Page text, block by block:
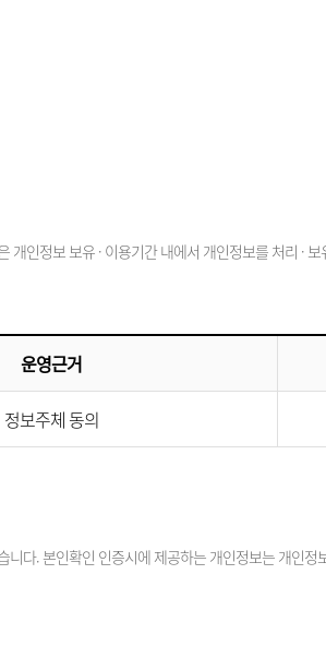
인정보 보유 · 이용기간 내에서 개인정보를 처리 · 보
운영근거
정보주체 동의
다. 본인확인 인증시에 제공하는 개인정보는 개인